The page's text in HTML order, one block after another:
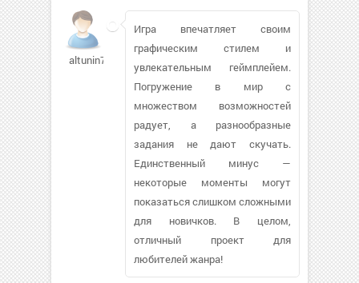
altunin79141
Игра впечатляет своим
графическим стилем и
увлекательным геймплейем.
Погружение в мир с
множеством возможностей
радует, а разнообразные
задания не дают скучать.
Единственный минус —
некоторые моменты могут
показаться слишком сложными
для новичков. В целом,
отличный проект для
любителей жанра!